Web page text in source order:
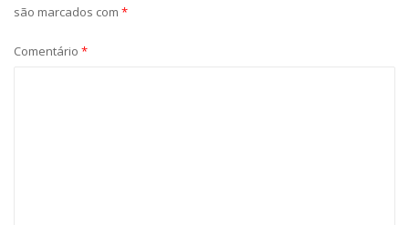
são marcados com *
Comentário *